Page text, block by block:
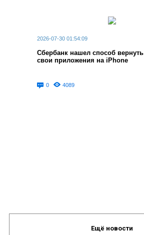
2026-07-30 01:54:09
Сбербанк нашел способ вернуть
свои приложения на iPhone
0 4089
Ещё новости